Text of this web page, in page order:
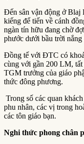
Đến sân vận động ở
kiếng để tiến về cánh
ngàn tín hữu đang chờ
phước dưới bầu trời nắng
Đồng tế với ĐTC có
cùng với gần 200 LM,
TGM trưởng của giáo
thức đông phương.
Trong số các quan
phu nhân, các vị trong
các tôn giáo bạn.
Nghi thức phong chân